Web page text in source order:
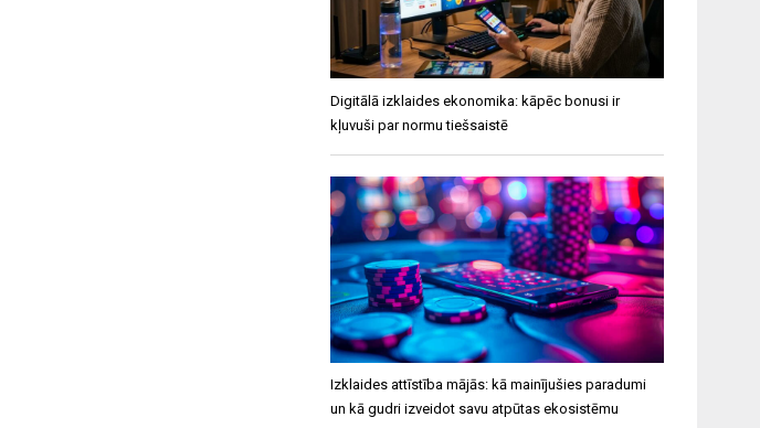
Digitālā izklaides ekonomika: kāpēc bonusi ir
kļuvuši par normu tiešsaistē
Izklaides attīstība mājās: kā mainījušies paradumi
un kā gudri izveidot savu atpūtas ekosistēmu